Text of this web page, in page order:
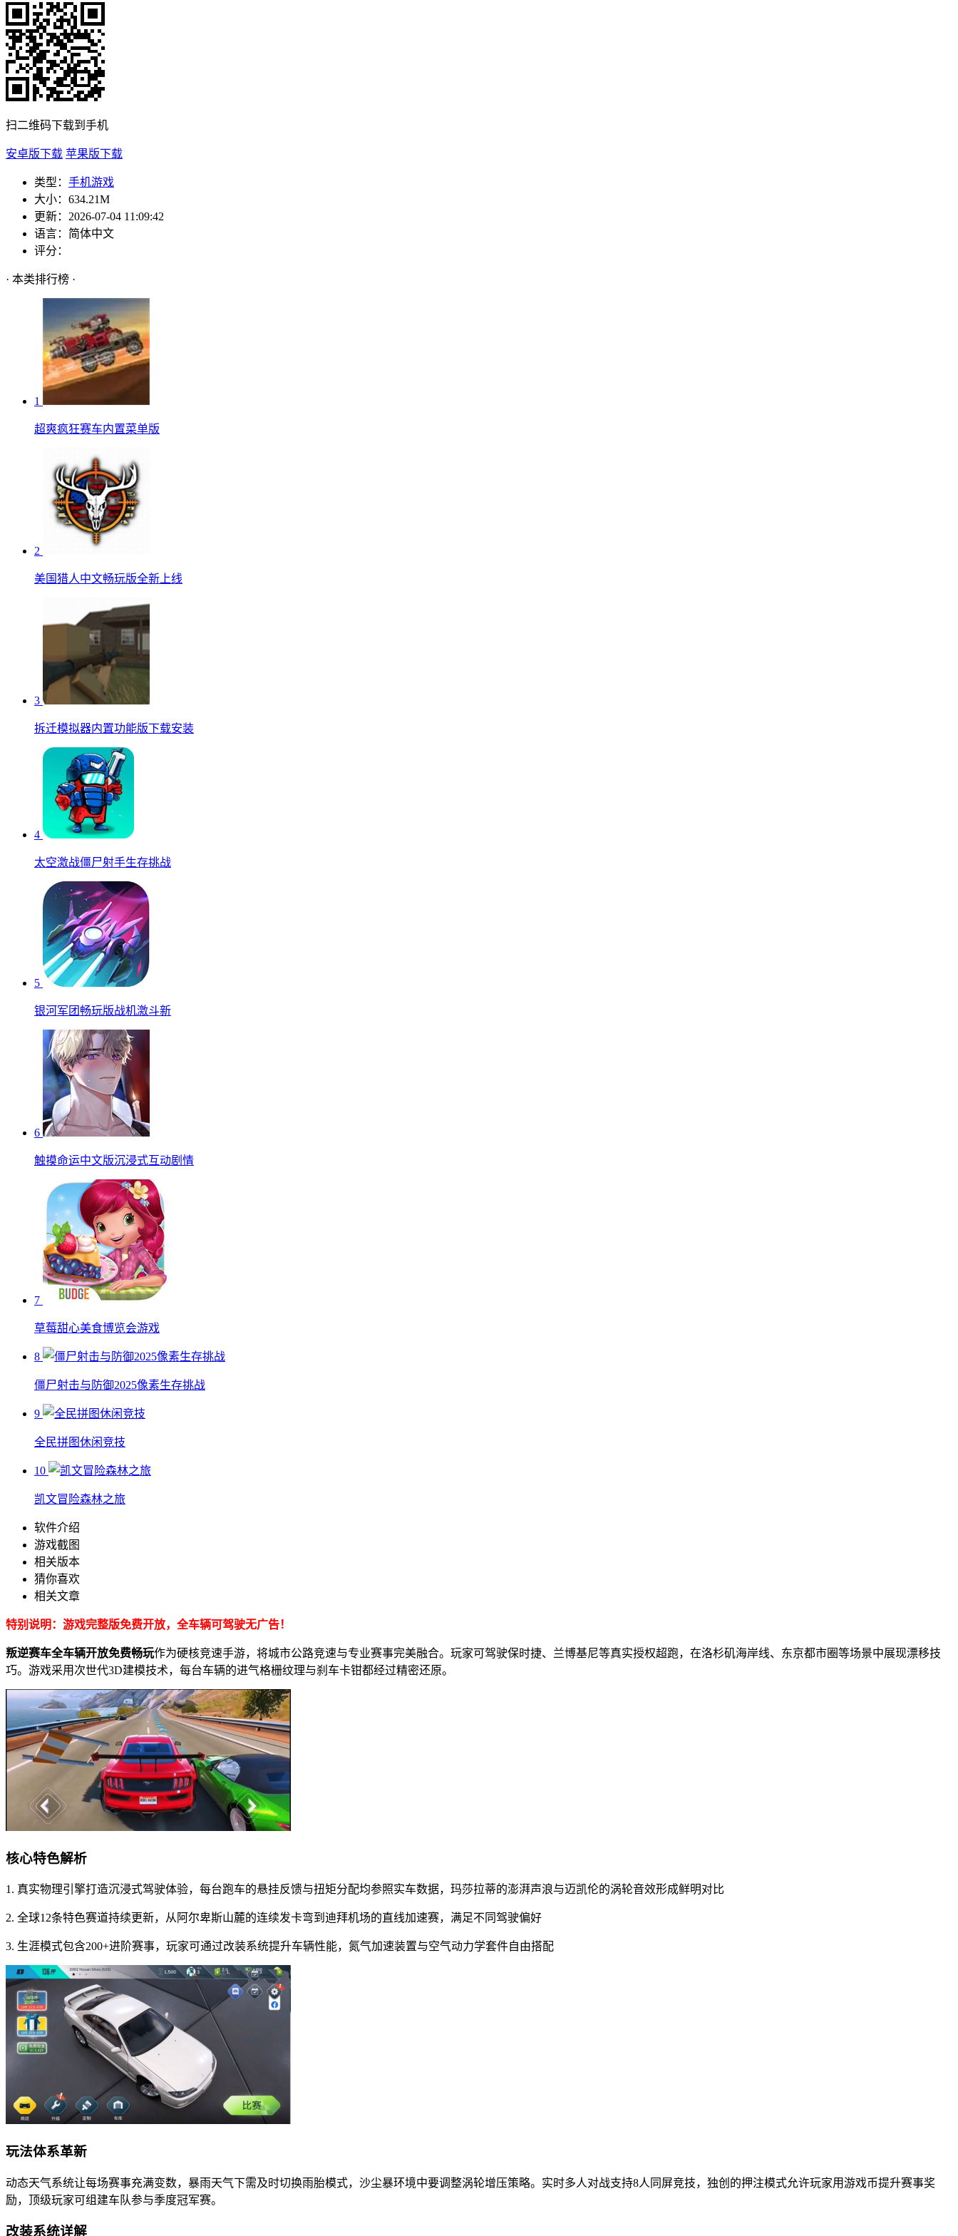
扫二维码下载到手机
安卓版下载 苹果版下载
类型： 手机游戏
大小： 634.21M
更新： 2026-07-04 11:09:42
语言： 简体中文
评分：
· 本类排行榜 ·
1
超爽疯狂赛车内置菜单版
2
美国猎人中文畅玩版全新上线
3
拆迁模拟器内置功能版下载安装
4
太空激战僵尸射手生存挑战
5
银河军团畅玩版战机激斗新
6
触摸命运中文版沉浸式互动剧情
7
草莓甜心美食博览会游戏
8
僵尸射击与防御2025像素生存挑战
9
全民拼图休闲竞技
10
凯文冒险森林之旅
软件介绍
游戏截图
相关版本
猜你喜欢
相关文章
特别说明：游戏完整版免费开放，全车辆可驾驶无广告！
叛逆赛车全车辆开放免费畅玩作为硬核竞速手游，将城市公路竞速与专业赛事完美融合。玩家可驾驶保时捷、兰博基尼等真实授权超跑，在洛杉矶海岸线、东京都市圈等场景中展现漂移技
巧。游戏采用次世代3D建模技术，每台车辆的进气格栅纹理与刹车卡钳都经过精密还原。
核心特色解析
1. 真实物理引擎打造沉浸式驾驶体验，每台跑车的悬挂反馈与扭矩分配均参照实车数据，玛莎拉蒂的澎湃声浪与迈凯伦的涡轮音效形成鲜明对比
2. 全球12条特色赛道持续更新，从阿尔卑斯山麓的连续发卡弯到迪拜机场的直线加速赛，满足不同驾驶偏好
3. 生涯模式包含200+进阶赛事，玩家可通过改装系统提升车辆性能，氮气加速装置与空气动力学套件自由搭配
玩法体系革新
动态天气系统让每场赛事充满变数，暴雨天气下需及时切换雨胎模式，沙尘暴环境中要调整涡轮增压策略。实时多人对战支持8人同屏竞技，独创的押注模式允许玩家用游戏币提升赛事奖
励，顶级玩家可组建车队参与季度冠军赛。
改装系统详解